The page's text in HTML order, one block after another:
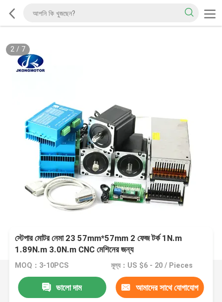
2/ 7
স্টেপার মোটর নেমা 23 57mm*57mm 2 ফেজ টর্ক 1N.m
1.89N.m 3.0N.m CNC মেশিনের জন্য
MOQ：3-10PCS মূল্য：US $6 - 20 / Pieces
ভালো দাম আমাদের সাথে যোগাযোগ